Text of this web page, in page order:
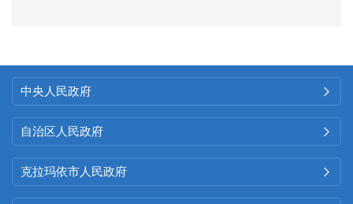
极作用
（一）
小拐乡人民政府按照
中央人民政府 
自治区人民政府 
克拉玛依市人民政府 